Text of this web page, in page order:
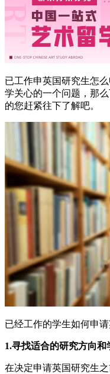
已工作申英国研究生怎
学关心的一个问题，那
的您赶紧往下了解吧。
已经工作的学生如何申
1.寻找适合的研究方向和
在决定申请英国研究生